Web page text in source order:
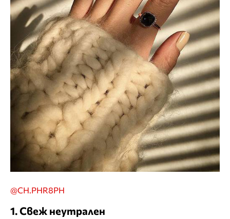
@CH.PHR8PH
1. Свеж неутрален